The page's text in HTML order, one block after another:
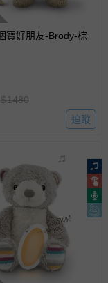
內的查詢訂單內，
好，若商品遇瑕疵
運送方式等有疑
導致無法安排出貨，
並將提供適當補
寶好朋友-Brody-棕
$1480
追蹤